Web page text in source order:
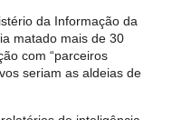
da Informação da
matado mais de 30
com “parceiros
seriam as aldeias de